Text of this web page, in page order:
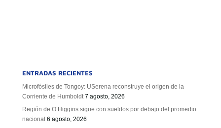
ENTRADAS RECIENTES
Microfósiles de Tongoy: USerena reconstruye el origen de la
Corriente de Humboldt 7 agosto, 2026
Región de O’Higgins sigue con sueldos por debajo del promedio
nacional 6 agosto, 2026